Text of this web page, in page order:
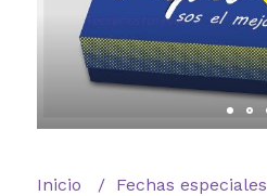
Inicio Fechas especiales